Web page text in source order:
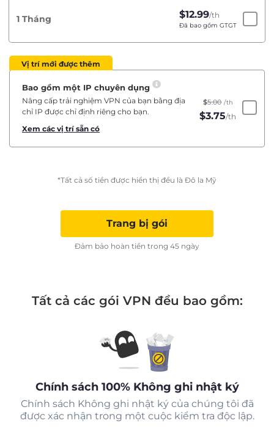
1 Tháng $12.99/th
Đã bao gồm GTGT
Vị trí mới được thêm
Bao gồm một IP chuyên dụng
Nâng cấp trải nghiệm VPN của bạn bằng địa
chỉ IP được chỉ định riêng cho bạn.
Xem các vị trí sẵn có
$5.00 /th
$3.75/th
*Tất cả số tiền được hiển thị đều là Đô la Mỹ
Trang bị gói
Đảm bảo hoàn tiền trong 45 ngày
Tất cả các gói VPN đều bao gồm:
Chính sách 100% Không ghi nhật ký
Chính sách Không ghi nhật ký của chúng tôi đã
được xác nhận trong một cuộc kiểm tra độc lập.